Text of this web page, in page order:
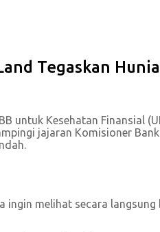
Tegaskan
untuk Kesehatan Finansial
jajaran Komisioner
melihat secara